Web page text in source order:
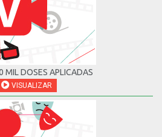
MIL DOSES APLICADAS
VISUALIZAR